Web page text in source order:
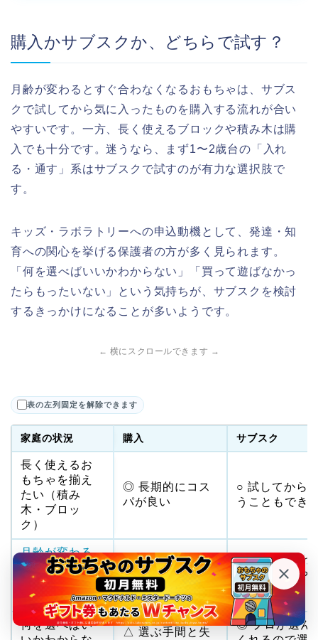
購入かサブスクか、どちらで試す？
月齢が変わるとすぐ合わなくなるおもちゃは、サブス
クで試してから気に入ったものを購入する流れが合い
やすいです。一方、長く使えるブロックや積み木は購
入でも十分です。迷うなら、まず1〜2歳台の「入れ
る・通す」系はサブスクで試すのが有力な選択肢で
す。
キッズ・ラボラトリーへの申込動機として、発達・知
育への関心を挙げる保護者の方が多く見られます。
「何を選べばいいかわからない」「買って遊ばなかっ
たらもったいない」という気持ちが、サブスクを検討
するきっかけになることが多いようです。
← 横にスクロールできます →
表の左列固定を解除できます
家庭の状況 購入 サブスク
長く使えるお
もちゃを揃え
たい（積み
木・ブロッ
ク）
◎ 長期的にコス
パが良い
○ 試してから
うこともでき
月齢が変わる
たびに合うも
のが変わる時
期（0〜2歳）
△ 合わなくなっ
たときに手元に
残る
◎ 月齢に合わ
て入れ替えや
い
何を選べばい
△ 選ぶ手間と失
◎ プロが選ん